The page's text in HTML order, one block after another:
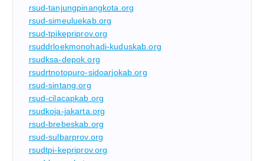
rsud-tanjungpinangkota.org
rsud-simeuluekab.org
rsud-tpikepriprov.org
rsuddrloekmonohadi-kuduskab.org
rsudksa-depok.org
rsudrtnotopuro-sidoarjokab.org
rsud-sintang.org
rsud-cilacapkab.org
rsudkoja-jakarta.org
rsud-brebeskab.org
rsud-sulbarprov.org
rsudtpi-kepriprov.org